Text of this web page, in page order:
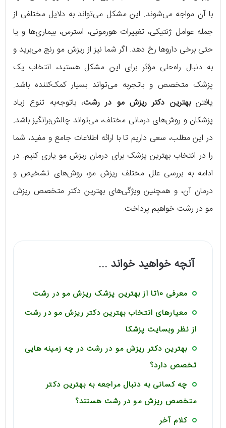
با آن مواجه می‌شوند. این مشکل می‌تواند به دلایل مختلفی از
جمله عوامل ژنتیکی، تغییرات هورمونی، استرس، بیماری‌ها و یا
حتی برخی داروها رخ دهد. اگر شما نیز از ریزش مو رنج می‌برید و
به دنبال راه‌حلی مؤثر برای این مشکل هستید، انتخاب یک
پزشک متخصص و باتجربه می‌تواند بسیار کمک‌کننده باشد.
یافتنبهترین دکتر ریزش مو در رشت، باتوجه‌به تنوع زیاد
پزشکان و روش‌های درمانی مختلف، می‌تواند چالش‌برانگیز باشد.
در این مطلب، سعی داریم تا با ارائه اطلاعات جامع و مفید، شما
را در انتخاب بهترین پزشک برای درمان ریزش مو یاری کنیم. در
ادامه به بررسی علل مختلف ریزش مو، روش‌های تشخیص و
درمان آن، و همچنین ویژگی‌های بهترین دکتر متخصص ریزش
مو در رشت خواهیم پرداخت.
آنچه خواهید خواند ...
معرفی 10تا از بهترین پزشک ریزش مو در رشت
معیارهای انتخاب بهترین دکتر ریزش مو در رشت
از نظر وبسایت پزشکا
بهترین دکتر ریزش مو در رشت در چه زمینه هایی
تخصص دارد؟
چه کسانی به دنبال مراجعه به بهترین دکتر
متخصص ریزش مو در رشت هستند؟
کلام آخر